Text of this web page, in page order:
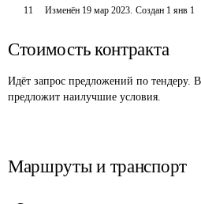
11 Изменён 19 мар 2023. Создан 1 янв 1
Стоимость контракта
Идёт запрос предложений по тендеру.
предложит наилучшие условия.
Маршруты и транспорт